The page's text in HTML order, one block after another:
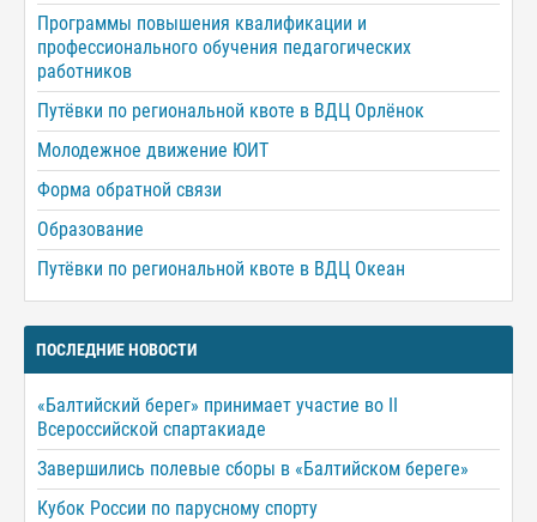
Программы повышения квалификации и
профессионального обучения педагогических
работников
Путёвки по региональной квоте в ВДЦ Орлёнок
Молодежное движение ЮИТ
Форма обратной связи
Образование
Путёвки по региональной квоте в ВДЦ Океан
ПОСЛЕДНИЕ НОВОСТИ
«Балтийский берег» принимает участие во II
Всероссийской спартакиаде
Завершились полевые сборы в «Балтийском береге»
Кубок России по парусному спорту